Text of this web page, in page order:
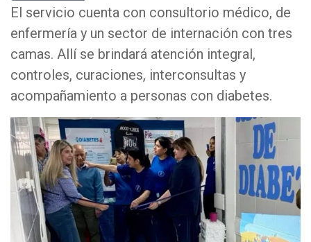
El servicio cuenta con consultorio médico, de
enfermería y un sector de internación con tres
camas. Allí se brindará atención integral,
controles, curaciones, interconsultas y
acompañamiento a personas con diabetes.